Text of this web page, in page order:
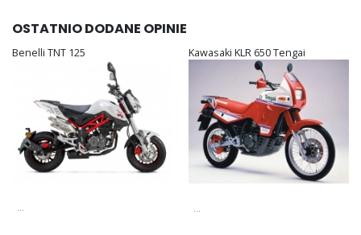
OSTATNIO DODANE OPINIE
Benelli TNT 125
...
Kawasaki KLR 650 Tengai
...